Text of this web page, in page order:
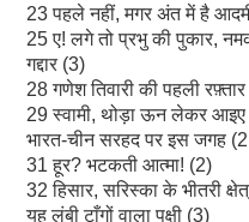
23 पहले नहीं, मगर अंत में है
25 ए! लगे तो प्रभु की पुकार,
गद्दार (3)
28 गणेश तिवारी की पहली
29 स्वामी, थोड़ा ऊन लेकर आइए
भारत-चीन सरहद पर इस जगह
31 हूर? भटकती आत्मा! (2)
32 हिसार, सरिस्का के भीतरी
यह लंबी टाँगों वाला पक्षी (3)